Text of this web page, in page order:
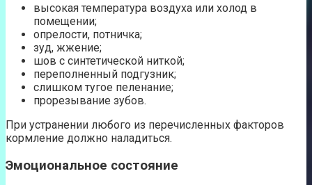
высокая температура воздуха или холод в
помещении;
опрелости, потничка;
зуд, жжение;
шов с синтетической ниткой;
переполненный подгузник;
слишком тугое пеленание;
прорезывание зубов.
При устранении любого из перечисленных факторов
кормление должно наладиться.
Эмоциональное состояние